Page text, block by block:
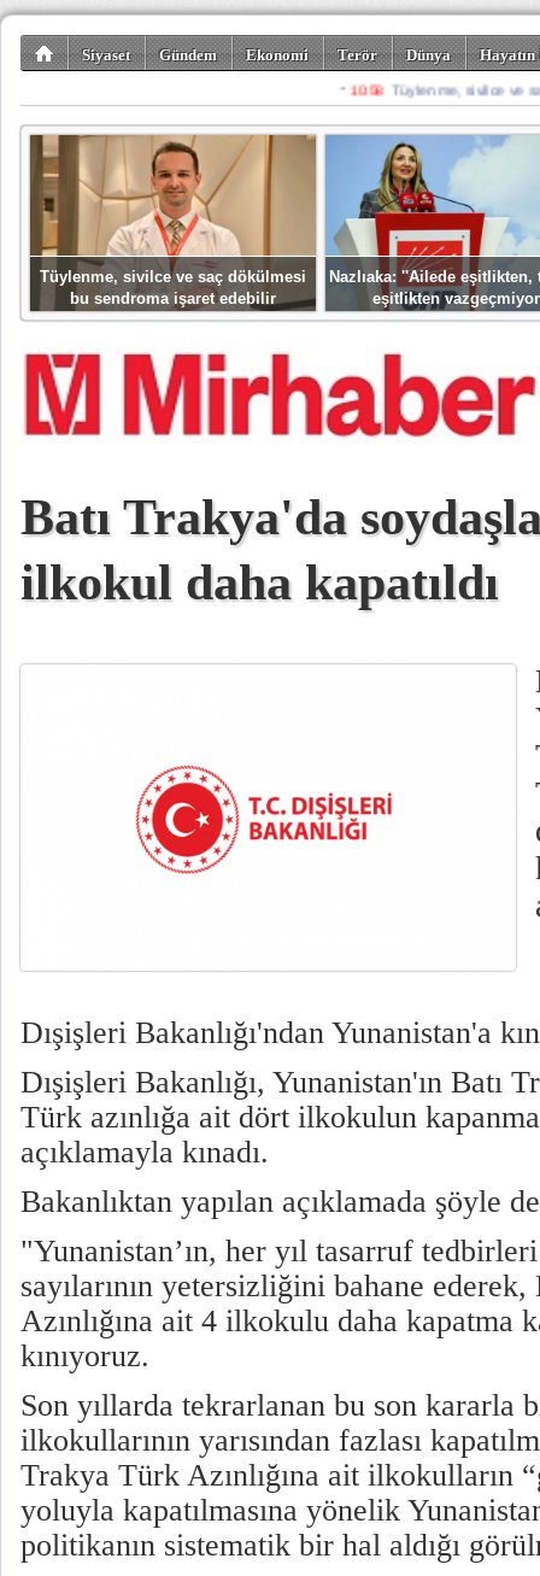
Siyaset Gündem Ekonomi Terör Dünya
Gezi-Turizm Spor Misafir
Tüylenme, sivilce ve saç dökülmesi
bu sendroma işaret edebilir
Nazlıaka: ''Ailede eşitlikten,
eşitlikten
Batı Trakya'da
ilkokul daha kapatıldı
Dışişleri Bakanlığı'ndan Yunanistan'a
Dışişleri Bakanlığı, Yunanistan'ın Batı
Türk azınlığa ait dört ilkokulun
açıklamayla kınadı.
Bakanlıktan yapılan açıklamada şöyle
"Yunanistan’ın, her yıl tasarruf
sayılarının yetersizliğini bahane
Azınlığına ait 4 ilkokulu daha kapatma
kınıyoruz.
Son yıllarda tekrarlanan bu son kararla
ilkokullarının yarısından fazlası
Trakya Türk Azınlığına ait ilkokulların
yoluyla kapatılmasına yönelik
politikanın sistematik bir hal aldığı